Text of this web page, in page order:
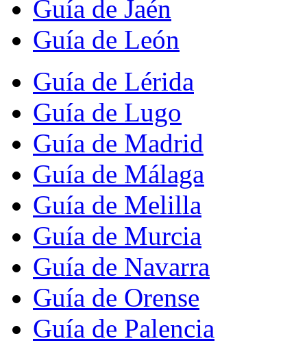
Guía de Jaén
Guía de León
Guía de Lérida
Guía de Lugo
Guía de Madrid
Guía de Málaga
Guía de Melilla
Guía de Murcia
Guía de Navarra
Guía de Orense
Guía de Palencia